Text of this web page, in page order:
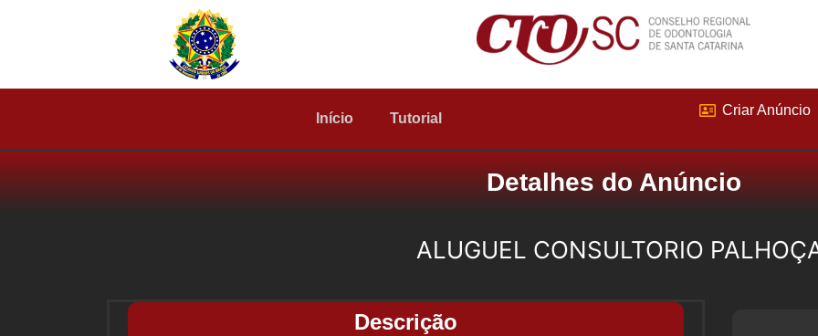
Início Tutorial
Criar Anúncio
Detalhes do Anúncio
ALUGUEL CONSULTORIO
Descrição